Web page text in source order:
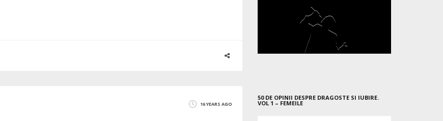
16 YEARS AGO
50 DE OPINII DESPRE DRAGOSTE SI IUBIRE.
VOL 1 – FEMEILE